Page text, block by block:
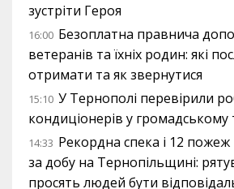
зустріти Героя
16:00 Безоплатна правнича
ветеранів та їхніх родин: які
отримати та як звернутися
15:10 У Тернополі перевірили
кондиціонерів у громадському
14:33 Рекордна спека і 12 пожеж
за добу на Тернопільщині:
просять людей бути